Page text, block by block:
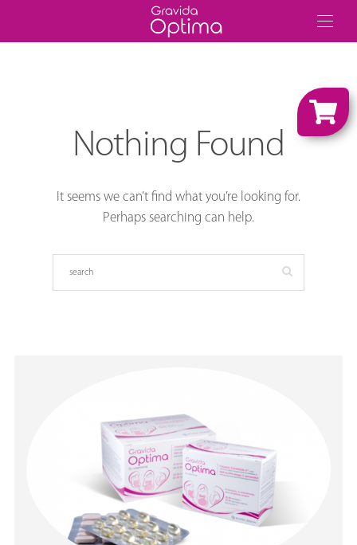
Nothing Found
It seems we can’t find what you’re looking for.
Perhaps searching can help.